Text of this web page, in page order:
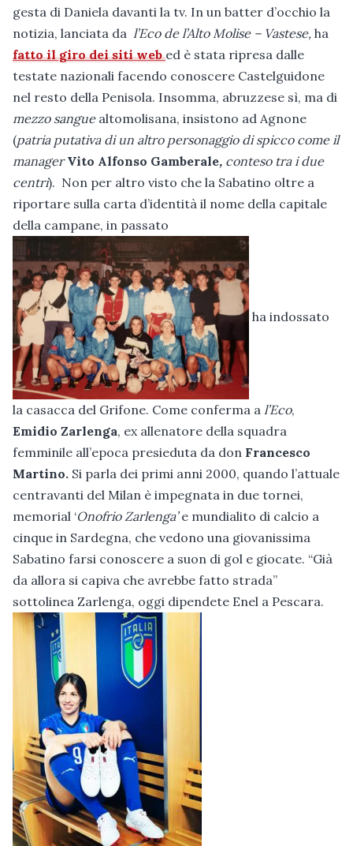
gesta di Daniela davanti la tv. In un batter d’occhio la
notizia, lanciata da l’Eco de l’Alto Molise – Vastese, ha
fatto il giro dei siti webed è stata ripresa dalle
testate nazionali facendo conoscere Castelguidone
nel resto della Penisola. Insomma, abruzzese sì, ma di
mezzo sanguealtomolisana, insistono ad Agnone
(patria putativa di un altro personaggio di spicco come il
manager Vito Alfonso Gamberale, conteso tra i due
centri). Non per altro visto che la Sabatino oltre a
riportare sulla carta d’identità il nome della capitale
della campane, in passato
ha indossato
la casacca del Grifone. Come conferma a l’Eco,
Emidio Zarlenga, ex allenatore della squadra
femminile all’epoca presieduta da don Francesco
Martino. Si parla dei primi anni 2000, quando l’attuale
centravanti del Milan è impegnata in due tornei,
memorial ‘Onofrio Zarlenga’e mundialito di calcio a
cinque in Sardegna, che vedono una giovanissima
Sabatino farsi conoscere a suon di gol e giocate. “Già
da allora si capiva che avrebbe fatto strada”
sottolinea Zarlenga, oggi dipendete Enel a Pescara.